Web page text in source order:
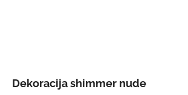
Dekoracija shimmer nude